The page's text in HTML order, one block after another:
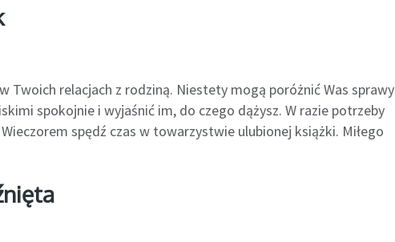
Twoich relacjach z rodziną. Niestety mogą poróżnić Was sprawy
spokojnie i wyjaśnić im, do czego dążysz. W razie potrzeby
spędź czas w towarzystwie ulubionej książki. Miłego